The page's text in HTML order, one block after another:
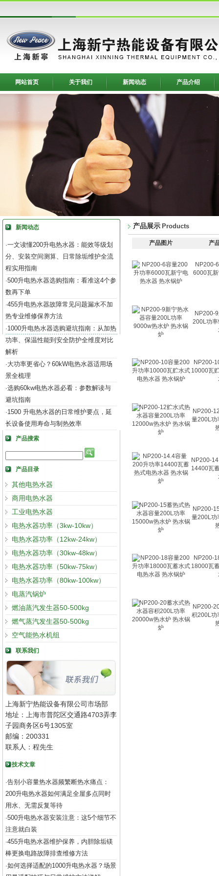
网站首页 关于我们 新闻动态 产品介绍
新闻动态
·一文读懂200升电热水器：能效等级划
分、安装空间测算、日常除垢维护全流
程实用指南
·500升电热水器选购指南：看准这4个参
数再下单
·455升电热水器故障常见问题漏水不加
热专业维修保养方法
·1000升电热水器选购避坑指南：从加热
功率、保温性能到安全防护全维度对比
解析
·大功率更省心？60kW电热水器适用场
景全梳理
·选购60kw电热水器必看：参数解读与
避坑指南
·1500 升电热水器的日常维护要点，延
长设备使用寿命与制热效率
产品搜索
产品目录
其他电热水器
商用电热水器
工业电热水器
电热水器功率（3kw-10kw）
电热水器功率（12kw-24kw）
电热水器功率（30kw-48kw）
电热水器功率（50kw-75kw）
电热水器功率（80kw-100kw）
电蒸汽锅炉
燃油蒸汽发生器50-500kg
燃气蒸汽发生器50-500kg
空气能热水机组
联系我们
上海新宁热能设备有限公司市场部
地址：上海市普陀区交通路4703弄李
子园商务区6号1305室
邮编：200331
联系人：程先生
技术文章
·告别小容量热水器频繁断热水痛点：
200升电热水器如何满足全屋多点同时
用水、无需反复等待
·500升电热水器安装注意：这5个细节不
注意就白装
·455升电热水器维护保养，内胆除垢镁
棒更换电路故障排查维修方法
·如何选择适配的1000升电热水器？场景
产品展示 Products
产品图片 产
NP200-
6000瓦
NP200-
200L功
NP200-
10000瓦
NP200-
量200L功
NP200-
14400瓦
NP200-
量200L功
NP200-
18000瓦
NP200-
积200L功